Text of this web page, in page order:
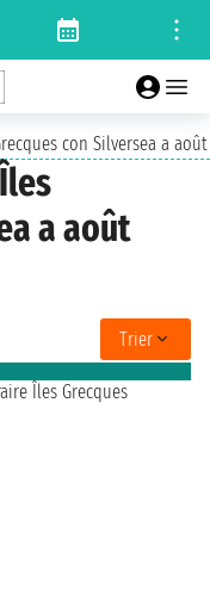
con Silversea a août
a août
Trier